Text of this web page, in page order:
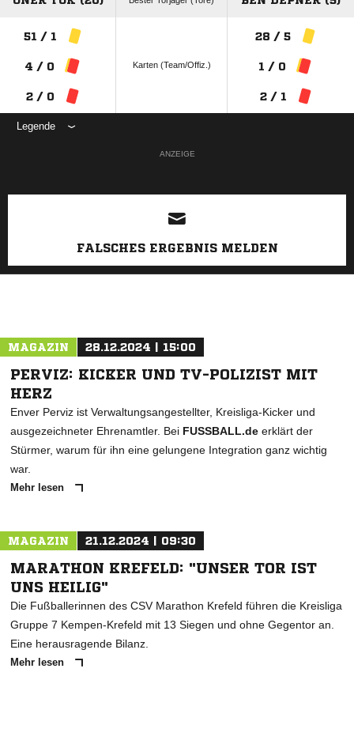
51 / 1
4 / 0
2 / 0
Karten (Team/Offiz.)
28 / 5
1 / 0
2 / 1
Legende
ANZEIGE
FALSCHES ERGEBNIS MELDEN
MAGAZIN 28.12.2024 | 15:00
PERVIZ: KICKER UND TV-POLIZIST MIT
HERZ
Enver Perviz ist Verwaltungsangestellter, Kreisliga-Kicker und
ausgezeichneter Ehrenamtler. Bei FUSSBALL.de erklärt der
Stürmer, warum für ihn eine gelungene Integration ganz wichtig
war.
Mehr lesen
MAGAZIN 21.12.2024 | 09:30
MARATHON KREFELD: "UNSER TOR IST
UNS HEILIG"
Die Fußballerinnen des CSV Marathon Krefeld führen die Kreisliga
Gruppe 7 Kempen-Krefeld mit 13 Siegen und ohne Gegentor an.
Eine herausragende Bilanz.
Mehr lesen